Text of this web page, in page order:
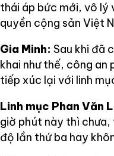
thái áp bức mới, vô lý
quyền cộng sản Việt
Gia Minh: Sau khi đã
khai như thế, công an
tiếp xúc lại với linh
Linh mục Phan Văn
giờ phút này thì
độ lần thứ ba hay